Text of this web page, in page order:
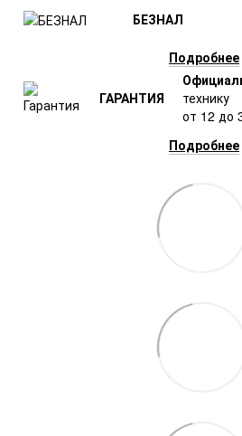
БЕЗНАЛ
Подробнее
ГАРАНТИЯ
технику
от 12 до
Подробнее